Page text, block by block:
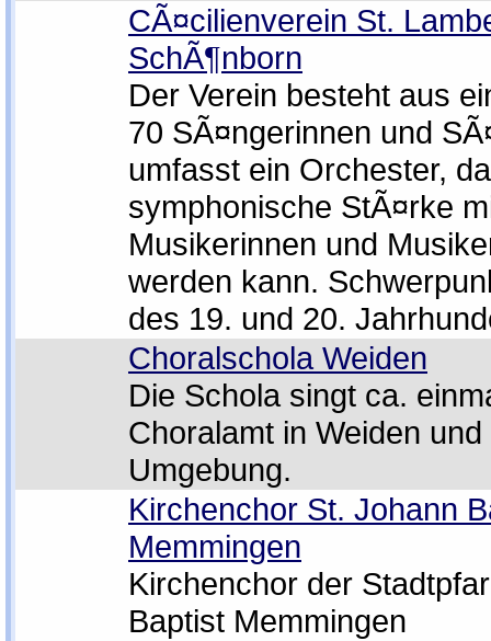
CÃ¤cilienverein St.
SchÃ¶nborn
Der Verein besteht aus
70 SÃ¤ngerinnen und
umfasst ein Orchester,
symphonische StÃ¤rke
Musikerinnen und
werden kann.
des 19. und 20.
Choralschola Weiden
Die Schola singt ca.
Choralamt in Weiden
Umgebung.
Kirchenchor St. Johann
Memmingen
Kirchenchor der
Baptist Memmingen